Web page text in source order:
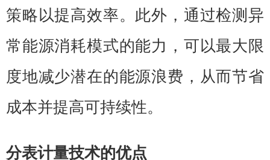
策略以提高效率。此外，通过检测异
常能源消耗模式的能力，可以最大限
度地减少潜在的能源浪费，从而节省
成本并提高可持续性。
分表计量技术的优点